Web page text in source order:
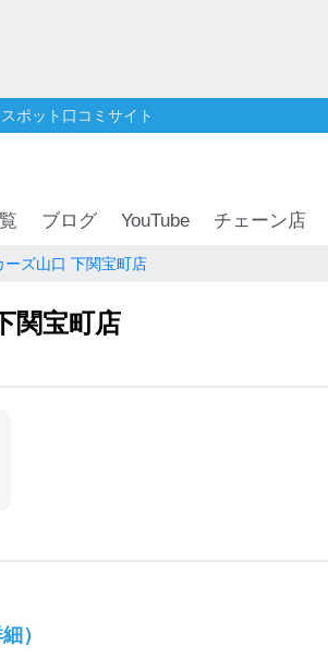
ポット口コミサイト
ブログ YouTube チェーン店
ーズ山口 下関宝町店
関宝町店
）